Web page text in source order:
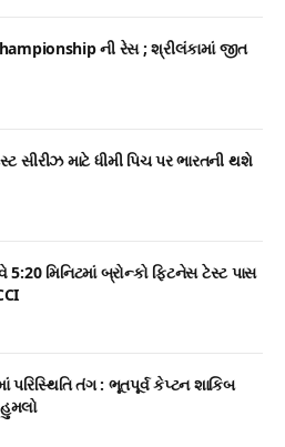
ની રેસ ; શ્રીલંકામાં જીત
સીરીઝ માટે ધીમી પિચ પર ભારતની થશે
મિનિટમાં બ્રોન્કો ફિટનેસ ટેસ્ટ પાસ
પરિસ્થિતિ તંગ : ભૂતપૂર્વ કેપ્ટન શાકિબ